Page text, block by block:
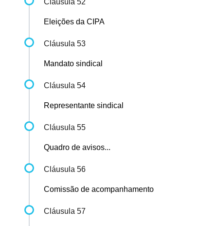
Cláusula 52
Eleições da CIPA
Cláusula 53
Mandato sindical
Cláusula 54
Representante sindical
Cláusula 55
Quadro de avisos...
Cláusula 56
Comissão de acompanhamento
Cláusula 57